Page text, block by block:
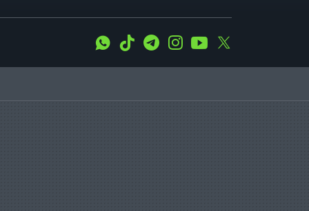
WhatsApp
Tiktok TelegramInstagramYoutube